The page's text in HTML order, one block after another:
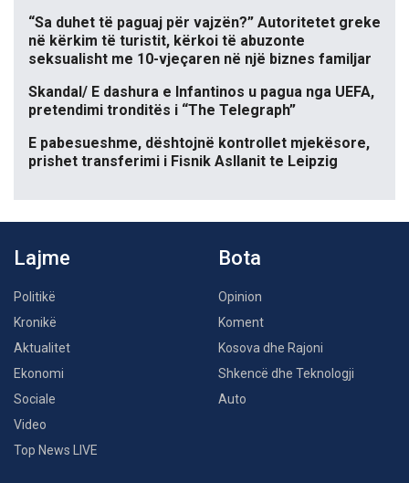
“Sa duhet të paguaj për vajzën?” Autoritetet greke
në kërkim të turistit, kërkoi të abuzonte
seksualisht me 10-vjeçaren në një biznes familjar
Skandal/ E dashura e Infantinos u pagua nga UEFA,
pretendimi tronditës i “The Telegraph”
E pabesueshme, dështojnë kontrollet mjekësore,
prishet transferimi i Fisnik Asllanit te Leipzig
Lajme
Politikë
Kronikë
Aktualitet
Ekonomi
Sociale
Video
Top News LIVE
Bota
Opinion
Koment
Kosova dhe Rajoni
Shkencë dhe Teknologji
Auto